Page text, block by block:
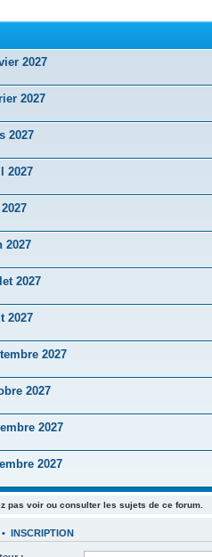
2027
2027
2027
2027
2027
2027
2027
2027
2027
2027
2027
pas voir ou consulter les sujets de ce forum.
• INSCRIPTION